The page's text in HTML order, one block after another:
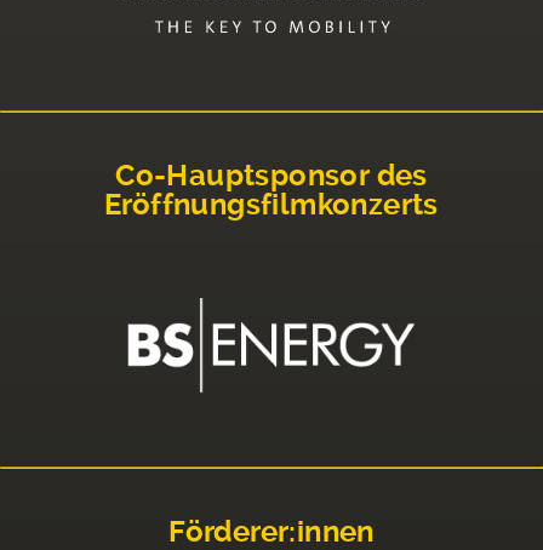
Co-Hauptsponsor des
Eröffnungsfilmkonzerts
Förderer:innen